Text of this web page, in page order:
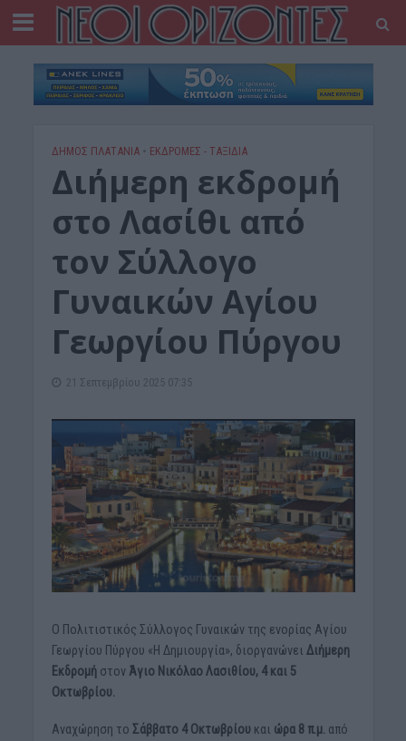
ΔΉΜΟΣ ΠΛΑΤΑΝΙΆ • ΕΚΔΡΟΜΈΣ - ΤΑΞΊΔΙΑ
Διήμερη εκδρομή
στο Λασίθι από
τον Σύλλογο
Γυναικών Αγίου
Γεωργίου Πύργου
21 Σεπτεμβρίου 2025 07:35
Ο Πολιτιστικός Σύλλογος Γυναικών της ενορίας Αγίου
Γεωργίου Πύργου «Η Δημιουργία», διοργανώνει Διήμερη
Εκδρομήστον Άγιο Νικόλαο Λασιθίου, 4 και 5
Οκτωβρίου.
Αναχώρηση το Σάββατο 4 Οκτωβρίουκαι ώρα 8 π.μ. από